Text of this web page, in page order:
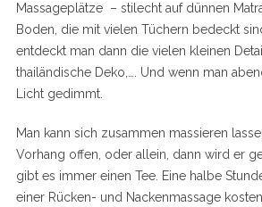
Massageplätze – stilecht auf dünnen
Boden, die mit vielen Tüchern bedeckt
entdeckt man dann die vielen kleinen
thailändische Deko,…. Und wenn man
Licht gedimmt.
Man kann sich zusammen massieren
Vorhang offen, oder allein, dann wird er
gibt es immer einen Tee. Eine halbe
einer Rücken- und Nackenmassage